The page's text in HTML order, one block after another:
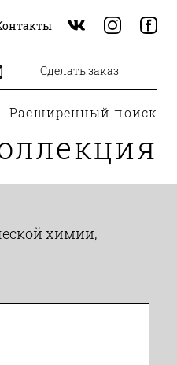
Расширенный поиск
Сделать заказ
химии,